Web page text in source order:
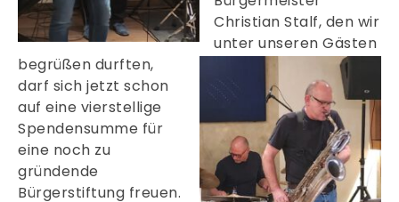
Christian Stalf, den wir
unter unseren Gästen
begrüßen durften,
darf sich jetzt schon
auf eine vierstellige
Spendensumme für
eine noch zu
gründende
Bürgerstiftung freuen.